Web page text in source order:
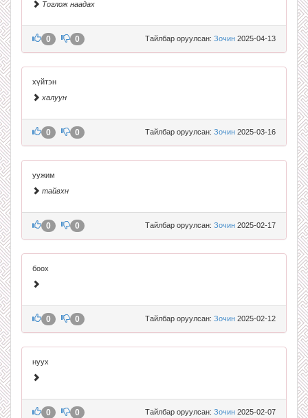
Тоглож наадах
Тайлбар оруулсан: Зочин 2025-04-13
0 0
хүйтэн
халуун
Тайлбар оруулсан: Зочин 2025-03-16
0 0
уужим
тайвхн
Тайлбар оруулсан: Зочин 2025-02-17
0 0
боох
Тайлбар оруулсан: Зочин 2025-02-12
0 0
нуух
Тайлбар оруулсан: Зочин 2025-02-07
0 0